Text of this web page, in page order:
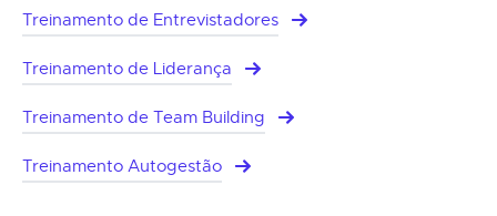
Treinamento de Entrevistadores
Treinamento de Liderança
Treinamento de Team Building
Treinamento Autogestão